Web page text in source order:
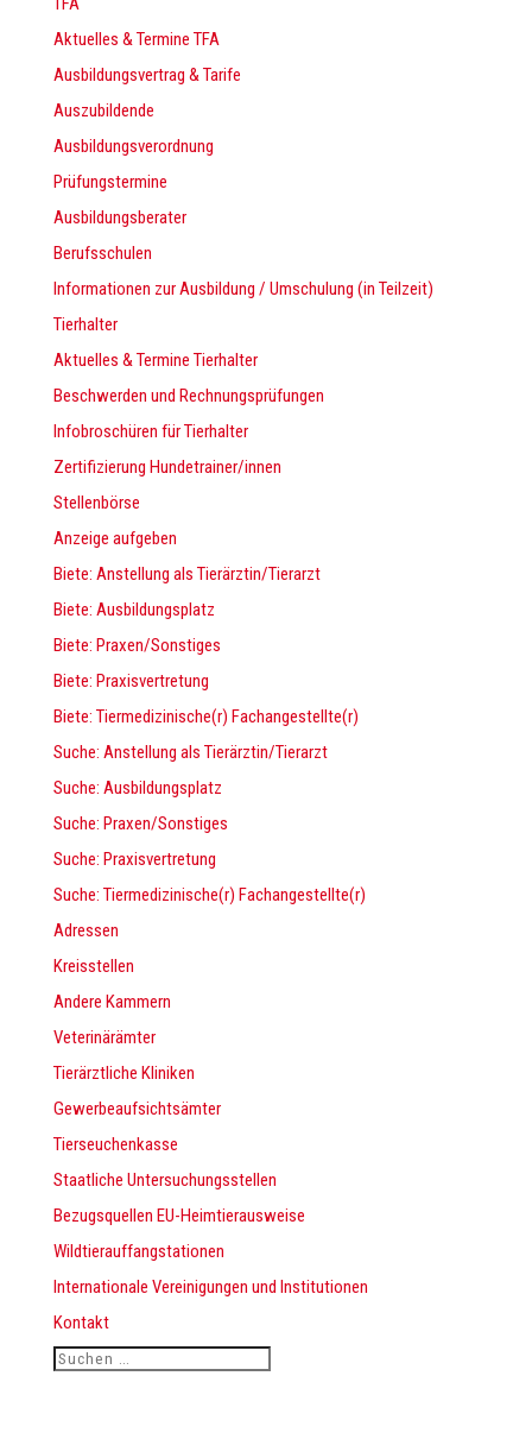
Aktuelles & Termine TFA
Ausbildungsvertrag & Tarife
Auszubildende
Ausbildungsverordnung
Prüfungstermine
Ausbildungsberater
Berufsschulen
Informationen zur Ausbildung / Umschulung (in Teilzeit)
Tierhalter
Aktuelles & Termine Tierhalter
Beschwerden und Rechnungsprüfungen
Infobroschüren für Tierhalter
Zertifizierung Hundetrainer/innen
Stellenbörse
Anzeige aufgeben
Biete: Anstellung als Tierärztin/Tierarzt
Biete: Ausbildungsplatz
Biete: Praxen/Sonstiges
Biete: Praxisvertretung
Biete: Tiermedizinische(r) Fachangestellte(r)
Suche: Anstellung als Tierärztin/Tierarzt
Suche: Ausbildungsplatz
Suche: Praxen/Sonstiges
Suche: Praxisvertretung
Suche: Tiermedizinische(r) Fachangestellte(r)
Adressen
Kreisstellen
Andere Kammern
Veterinärämter
Tierärztliche Kliniken
Gewerbeaufsichtsämter
Tierseuchenkasse
Staatliche Untersuchungsstellen
Bezugsquellen EU-Heimtierausweise
Wildtierauffangstationen
Internationale Vereinigungen und Institutionen
Kontakt